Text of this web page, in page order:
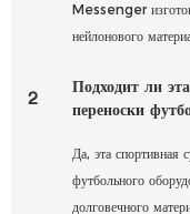
Messenger
нейлонового
2
Подходит ли
переноски
Да, эта спортивная
футбольного
долговечного